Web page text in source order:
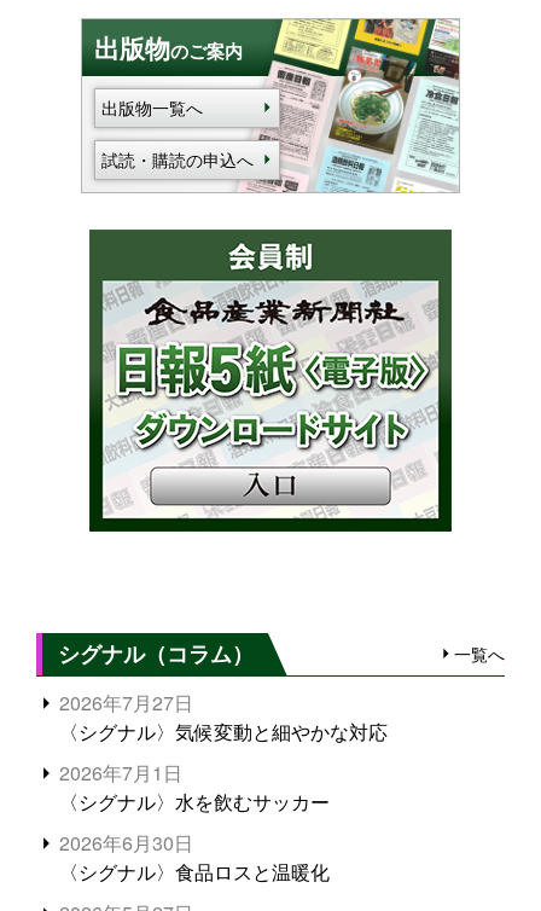
出版物のご案内
出版物一覧へ
試読・購読の申込へ
シグナル（コラム） 一覧へ
2026年7月27日
〈シグナル〉気候変動と細やかな対応
2026年7月1日
〈シグナル〉水を飲むサッカー
2026年6月30日
〈シグナル〉食品ロスと温暖化